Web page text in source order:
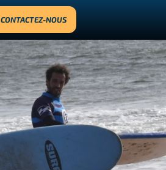
CONTACTEZ-NOUS